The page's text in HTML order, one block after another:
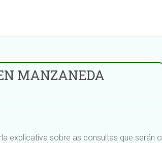
MANZANEDA
explicativa sobre as consultas que serán o